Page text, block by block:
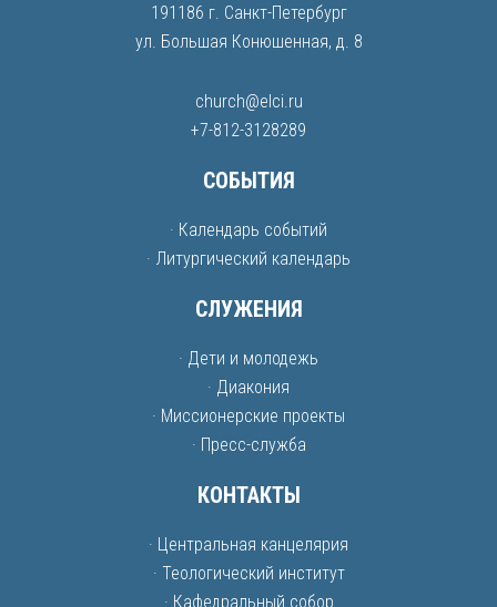
191186 г. Санкт-Петербург
ул. Большая Конюшенная, д. 8
church@elci.ru
+7-812-3128289
СОБЫТИЯ
· Календарь событий
· Литургический календарь
СЛУЖЕНИЯ
· Дети и молодежь
· Диакония
· Миссионерские проекты
· Пресс-служба
КОНТАКТЫ
· Центральная канцелярия
· Теологический институт
· Кафедральный собор